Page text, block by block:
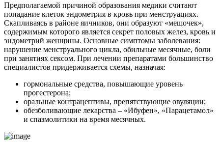
Предполагаемой причиной образования медики считают
попадание клеток эндометрия в кровь при менструациях.
Скапливаясь в районе яичников, они образуют «мешочек»,
содержимым которого является секрет половых желез, кровь и
эндометрий женщины. Основные симптомы заболевания:
нарушение менструального цикла, обильные месячные, боли
при занятиях сексом. При лечении препаратами большинство
специалистов придерживается схемы, назначая:
гормональные средства, повышающие уровень
прогестерона;
оральные контрацептивы, препятствующие овуляции;
обезболивающие лекарства – «Ибуфен», «Парацетамол»
и спазмолитики на время месячных.